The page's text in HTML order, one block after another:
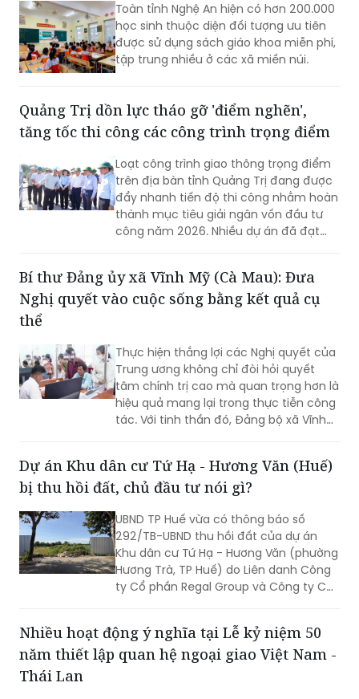
Toàn tỉnh Nghệ An hiện có hơn 200.000
học sinh thuộc diện đối tượng ưu tiên
được sử dụng sách giáo khoa miễn phí,
tập trung nhiều ở các xã miền núi.
Quảng Trị dồn lực tháo gỡ 'điểm nghẽn',
tăng tốc thi công các công trình trọng điểm
Loạt công trình giao thông trọng điểm
trên địa bàn tỉnh Quảng Trị đang được
đẩy nhanh tiến độ thi công nhằm hoàn
thành mục tiêu giải ngân vốn đầu tư
công năm 2026. Nhiều dự án đã đạt
giải phóng mặt bằng vẫn là "nút thắt"
cần sớm tháo gỡ để bảo đảm tiến độ
Bí thư Đảng ủy xã Vĩnh Mỹ (Cà Mau): Đưa
Nghị quyết vào cuộc sống bằng kết quả cụ
thể
Thực hiện thắng lợi các Nghị quyết của
Trung ương không chỉ đòi hỏi quyết
tâm chính trị cao mà quan trọng hơn là
hiệu quả mang lại trong thực tiễn công
tác. Với tinh thần đó, Đảng bộ xã Vĩnh
đội ngũ cán bộ đủ phẩm chất, năng
lực, trách nhiệm, đưa các chủ trương
chuyển biến rõ nét trong phát triển kinh
tế - xã hội và nâng cao đời sống Nhân
dân.
Dự án Khu dân cư Tứ Hạ - Hương Văn (Huế)
bị thu hồi đất, chủ đầu tư nói gì?
UBND TP Huế vừa có thông báo số
292/TB-UBND thu hồi đất của dự án
Khu dân cư Tứ Hạ - Hương Văn (phường
Hương Trà, TP Huế) do Liên danh Công
ty Cổ phần Regal Group và Công ty Cổ
Nhiều hoạt động ý nghĩa tại Lễ kỷ niệm 50
năm thiết lập quan hệ ngoại giao Việt Nam -
Thái Lan